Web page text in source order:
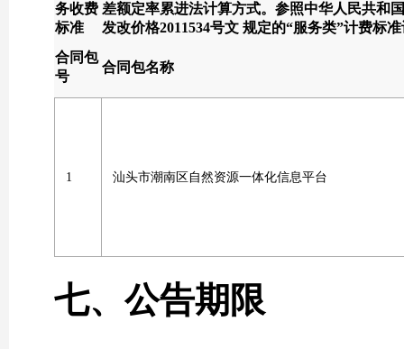
务收费
标准
差额定率累进法计算方式。参照中华人民共和
发改价格2011534号文 规定的“服务类”计费标
合同包
号
合同包名称
1 汕头市潮南区自然资源一体化信息平台
七、公告期限